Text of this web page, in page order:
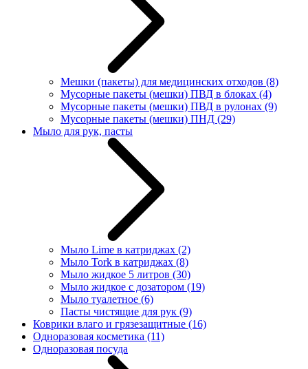
Мешки (пакеты) для медицинских отходов (8)
Мусорные пакеты (мешки) ПВД в блоках (4)
Мусорные пакеты (мешки) ПВД в рулонах (9)
Мусорные пакеты (мешки) ПНД (29)
Мыло для рук, пасты
Мыло Lime в катриджах (2)
Мыло Tork в катриджах (8)
Мыло жидкое 5 литров (30)
Мыло жидкое с дозатором (19)
Мыло туалетное (6)
Пасты чистящие для рук (9)
Коврики влаго и грязезащитные (16)
Одноразовая косметика (11)
Одноразовая посуда